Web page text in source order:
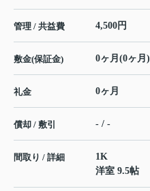
管理 / 共益費 4,500円
敷金(保証金) 0ヶ月(0ヶ月)
礼金 0ヶ月
償却 / 敷引 - / -
間取り / 詳細
1K
洋室 9.5帖